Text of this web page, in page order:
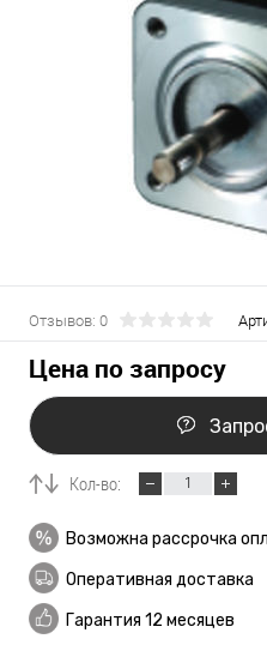
Отзывов: 0
Цена по запросу
Кол-во:
Возможна рассрочка
Оперативная доставка
Гарантия 12 месяцев